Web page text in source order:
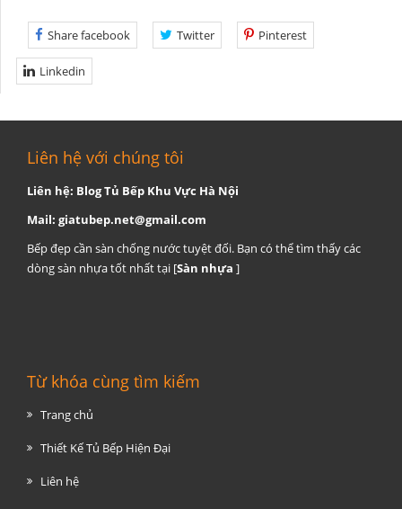
Share facebook Twitter Pinterest
Linkedin
Liên hệ với chúng tôi
Liên hệ: Blog Tủ Bếp Khu Vực Hà Nội
Mail: giatubep.net@gmail.com
Bếp đẹp cần sàn chống nước tuyệt đối. Bạn có thể tìm thấy các
dòng sàn nhựa tốt nhất tại [Sàn nhựa ]
Từ khóa cùng tìm kiếm
Trang chủ
Thiết Kế Tủ Bếp Hiện Đại
Liên hệ